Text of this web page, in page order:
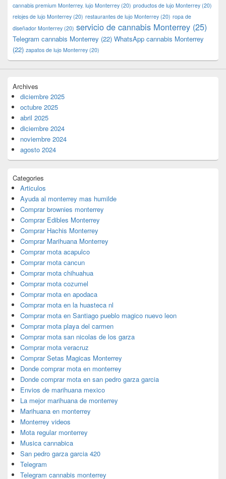
cannabis premium Monterrey. lujo Monterrey (20) productos de lujo Monterrey (20)
relojes de lujo Monterrey (20) restaurantes de lujo Monterrey (20) ropa de
diseñador Monterrey (20) servicio de cannabis Monterrey (25)
Telegram cannabis Monterrey (22) WhatsApp cannabis Monterrey
(22) zapatos de lujo Monterrey (20)
Archives
diciembre 2025
octubre 2025
abril 2025
diciembre 2024
noviembre 2024
agosto 2024
Categories
Articulos
Ayuda al monterrey mas humilde
Comprar brownies monterrey
Comprar Edibles Monterrey
Comprar Hachis Monterrey
Comprar Marihuana Monterrey
Comprar mota acapulco
Comprar mota cancun
Comprar mota chihuahua
Comprar mota cozumel
Comprar mota en apodaca
Comprar mota en la huasteca nl
Comprar mota en Santiago pueblo magico nuevo leon
Comprar mota playa del carmen
Comprar mota san nicolas de los garza
Comprar mota veracruz
Comprar Setas Magicas Monterrey
Donde comprar mota en monterrey
Donde comprar mota en san pedro garza garcia
Envios de marihuana mexico
La mejor marihuana de monterrey
Marihuana en monterrey
Monterrey videos
Mota regular monterrey
Musica cannabica
San pedro garza garcia 420
Telegram
Telegram cannabis monterrey